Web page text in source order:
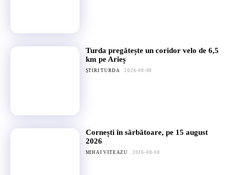
Turda pregătește un coridor velo de 6,5
km pe Arieș
ȘTIRI TURDA 2026-08-08
Cornești în sărbătoare, pe 15 august
2026
MIHAI VITEAZU 2026-08-08